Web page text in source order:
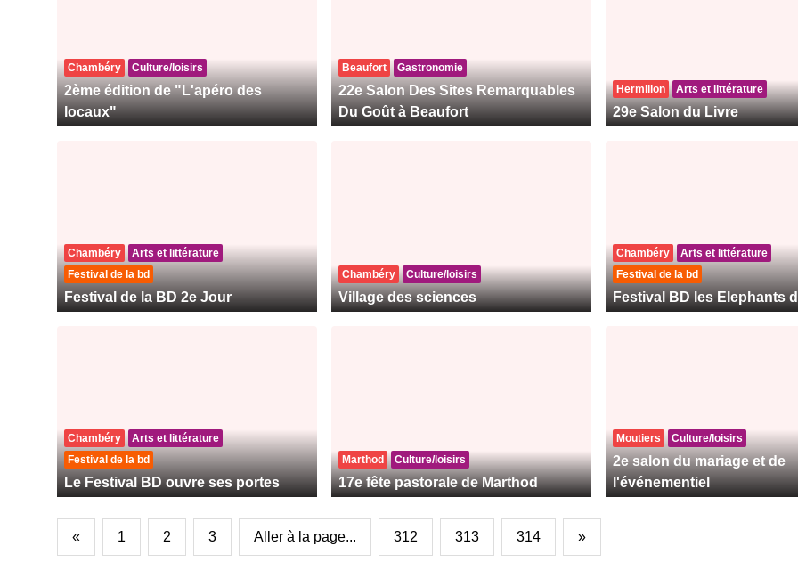
Chambéry Culture/loisirs
2ème édition de "L'apéro des
locaux"
Beaufort Gastronomie
22e Salon Des Sites Remarquables
Du Goût à Beaufort
Hermillon Arts et littérature
29e Salon du Livre
Chambéry
Arts et littérature
Festival de la bd
Festival de la BD 2e Jour
Chambéry Culture/loisirs
Village des sciences
Chambéry
Arts et littérature
Festival de la bd
Festival BD les Elephants
Chambéry
Arts et littérature
Festival de la bd
Le Festival BD ouvre ses portes
Marthod Culture/loisirs
17e fête pastorale de Marthod
Moutiers Culture/loisirs
2e salon du mariage et de
l'événementiel
« 1 2 3 Aller à la page... 312 313 314 »